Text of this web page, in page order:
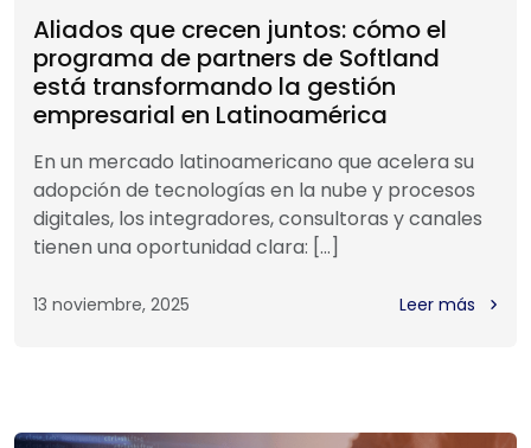
Aliados que crecen juntos: cómo el
programa de partners de Softland
está transformando la gestión
empresarial en Latinoamérica
En un mercado latinoamericano que acelera su
adopción de tecnologías en la nube y procesos
digitales, los integradores, consultoras y canales
tienen una oportunidad clara: […]
13 noviembre, 2025 Leer más